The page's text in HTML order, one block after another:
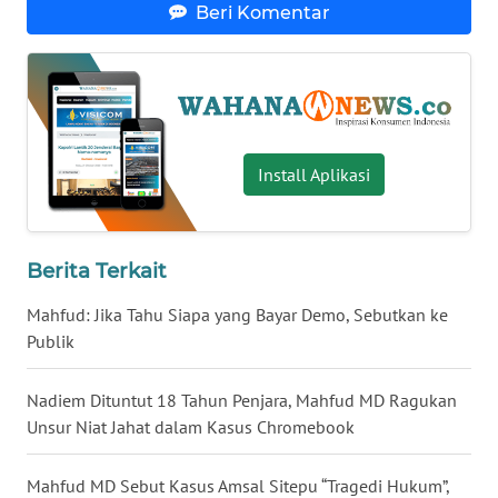
Beri Komentar
Install Aplikasi
Berita Terkait
Mahfud: Jika Tahu Siapa yang Bayar Demo, Sebutkan ke
Publik
Nadiem Dituntut 18 Tahun Penjara, Mahfud MD Ragukan
Unsur Niat Jahat dalam Kasus Chromebook
Mahfud MD Sebut Kasus Amsal Sitepu “Tragedi Hukum”,
WN
BABEL
WN
SUMBAR
WN
SUMSEL
WN